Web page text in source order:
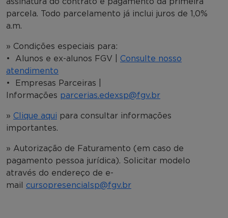
parcela. Todo parcelamento já inclui juros de 1,0%
a.m.
» Condições especiais para:
• Alunos e ex-alunos FGV | Consulte nosso
atendimento
• Empresas Parceiras |
Informações parcerias.edexsp@fgv.br
» Clique aqui para consultar informações
importantes.
» Autorização de Faturamento (em caso de
pagamento pessoa jurídica). Solicitar modelo
através do endereço de e-
mail cursopresencialsp@fgv.br